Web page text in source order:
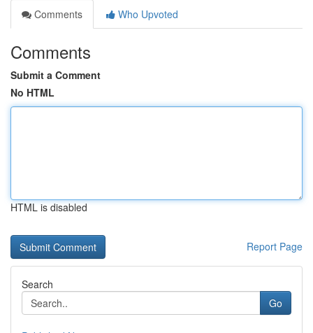
Comments
Who Upvoted
Comments
Submit a Comment
No HTML
HTML is disabled
Report Page
Search
Go